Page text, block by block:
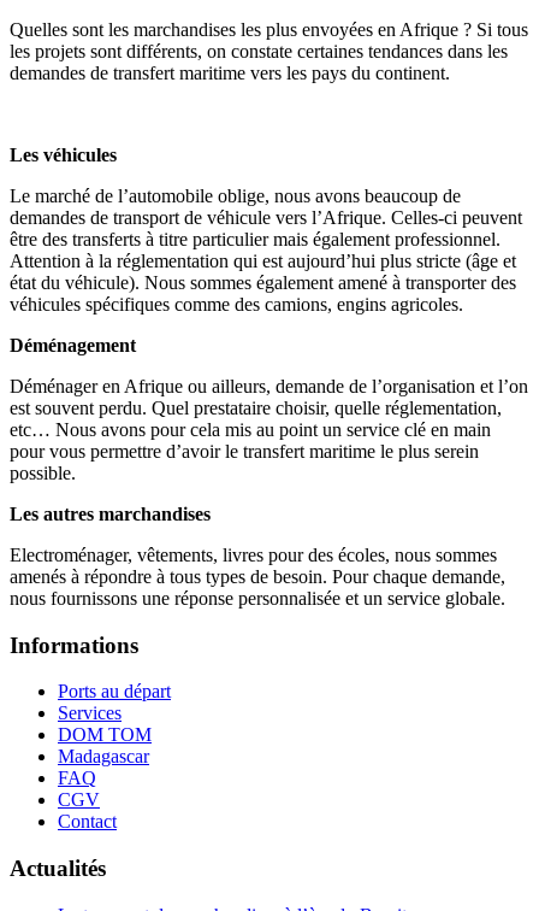
Quelles sont les marchandises les plus envoyées en Afrique ? Si tous
les projets sont différents, on constate certaines tendances dans les
demandes de transfert maritime vers les pays du continent.
Les véhicules
Le marché de l’automobile oblige, nous avons beaucoup de
demandes de transport de véhicule vers l’Afrique. Celles-ci peuvent
être des transferts à titre particulier mais également professionnel.
Attention à la réglementation qui est aujourd’hui plus stricte (âge et
état du véhicule). Nous sommes également amené à transporter des
véhicules spécifiques comme des camions, engins agricoles.
Déménagement
Déménager en Afrique ou ailleurs, demande de l’organisation et l’on
est souvent perdu. Quel prestataire choisir, quelle réglementation,
etc… Nous avons pour cela mis au point un service clé en main
pour vous permettre d’avoir le transfert maritime le plus serein
possible.
Les autres marchandises
Electroménager, vêtements, livres pour des écoles, nous sommes
amenés à répondre à tous types de besoin. Pour chaque demande,
nous fournissons une réponse personnalisée et un service globale.
Informations
Ports au départ
Services
DOM TOM
Madagascar
FAQ
CGV
Contact
Actualités